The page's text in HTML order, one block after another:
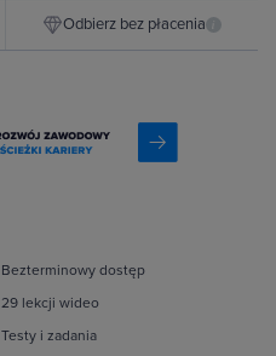
Odbierz bez płacenia i
Bezterminowy dostęp
29 lekcji wideo
Testy i zadania